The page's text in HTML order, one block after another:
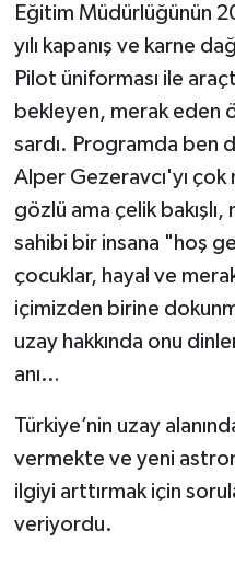
Eğitim Müdürlüğünün
yılı kapanış ve karne
Pilot üniforması ile
bekleyen, merak eden
sardı. Programda ben
Alper Gezeravcı'yı
gözlü ama çelik
sahibi bir insana "hoş
çocuklar, hayal ve
içimizden birine
uzay hakkında onu
anı…
Türkiye’nin uzay
vermekte ve yeni
ilgiyi arttırmak için
veriyordu.